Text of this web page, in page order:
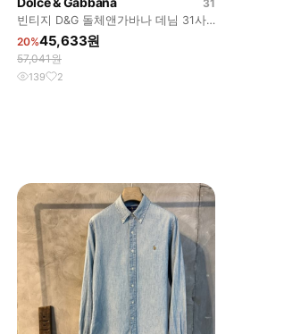
31
빈티지 D&G 돌체앤가바나 데님 31사
이즈
20%45,633원
57,041원
139 2